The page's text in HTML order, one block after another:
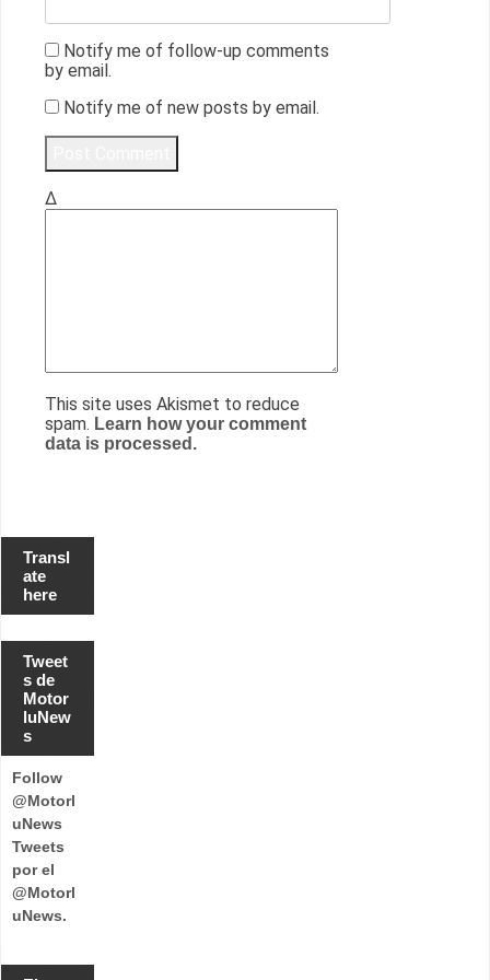
Notify me of follow-up comments
by email.
Notify me of new posts by email.
Δ
This site uses Akismet to reduce
spam. Learn how your comment
data is processed.
Transl
ate
here
Tweet
s de
Motor
luNew
s
Follow
@Motorl
uNews
Tweets
por el
@Motorl
uNews.